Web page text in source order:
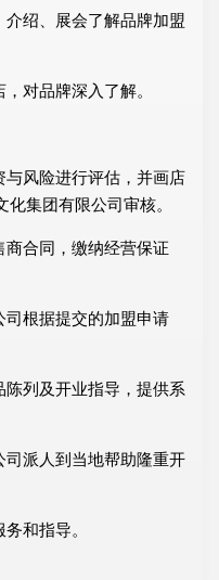
绍、展会了解品牌加盟
对品牌深入了解。
风险进行评估，并画店
集团有限公司审核。
合同，缴纳经营保证
司根据提交的加盟申请
陈列及开业指导，提供系
派人到当地帮助隆重开
和指导。